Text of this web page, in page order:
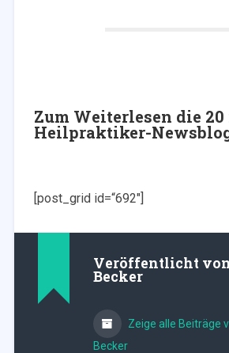
Zum Weiterlesen die 20
Heilpraktiker-
[post_grid id=“692″]
Veröffentlicht
Becker
Zeige alle Beiträge
Becker